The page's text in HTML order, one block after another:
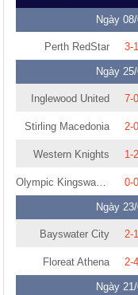
Ngày
Perth RedStar 3-1
Ngày
Inglewood United 7-0
Stirling Macedonia 2-0
Western Knights 1-2
Olympic Kingsway SC 0-0
Ngày
Bayswater City 2-1
Floreat Athena 2-4
Ngày